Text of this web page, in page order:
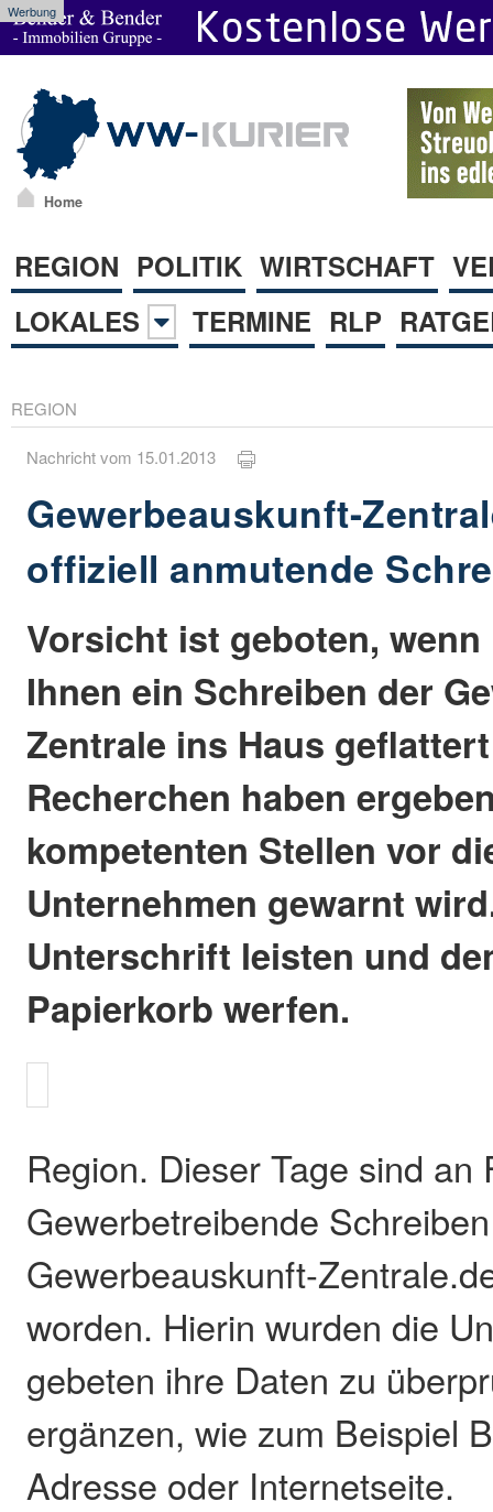
Werbung
Home
REGION POLITIK WIRTSCHAFT
LOKALES
TERMINE RLP
REGION
Nachricht vom 15.01.2013
Gewerbeauskunft-
offiziell anmutende
Vorsicht ist geboten, wenn
Ihnen ein Schreiben der
Zentrale ins Haus
Recherchen haben
kompetenten Stellen vor
Unternehmen gewarnt
Unterschrift leisten und
Papierkorb werfen.
Region. Dieser Tage sind an
Gewerbetreibende
Gewerbeauskunft-
worden. Hierin wurden die
gebeten ihre Daten zu
ergänzen, wie zum Beispiel
Adresse oder Internetseite.